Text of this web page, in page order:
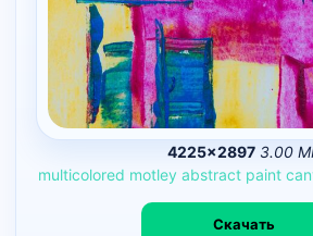
4225×2897 3.00
multicolored motley abstract paint
Скачать